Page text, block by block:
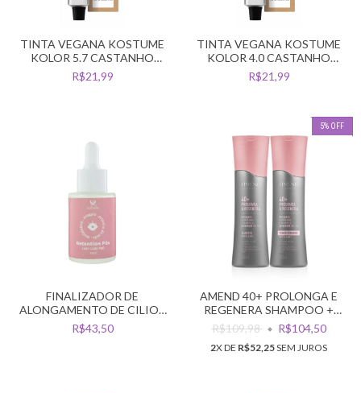
TINTA VEGANA KOSTUME
KOLOR 5.7 CASTANHO
CLARO MARROM
R$21,99
TINTA VEGANA KOSTUME
KOLOR 4.0 CASTANHO
MEDIO
R$21,99
FINALIZADOR DE
ALONGAMENTO DE CILIOS
SOBELLE 30ML
R$43,50
5% OFF
AMEND 40+ PROLONGA E
REGENERA SHAMPOO +
CONDICIONADOR
R$109,98 R$104,50
2X DE R$52,25SEM JUROS